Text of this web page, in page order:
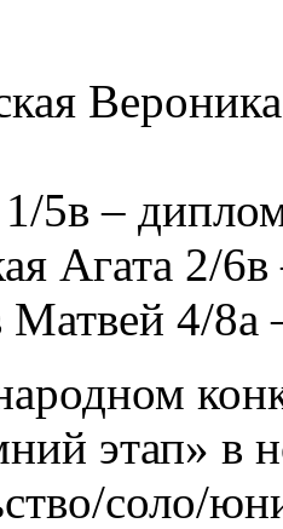
5в –
Агата 2/
4/8а
этап» в
соло/